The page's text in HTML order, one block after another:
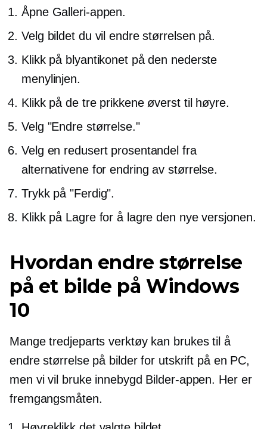
Åpne Galleri-appen.
Velg bildet du vil endre størrelsen på.
Klikk på blyantikonet på den nederste
menylinjen.
Klikk på de tre prikkene øverst til høyre.
Velg "Endre størrelse."
Velg en redusert prosentandel fra
alternativene for endring av størrelse.
Trykk på "Ferdig".
Klikk på Lagre for å lagre den nye versjonen.
Hvordan endre størrelse
på et bilde på Windows
10
Mangetredjeparts verktøy kan brukes til å
endre størrelse på bilder for utskrift på en PC,
men vi vil bruke innebygd Bilder-appen. Her er
fremgangsmåten.